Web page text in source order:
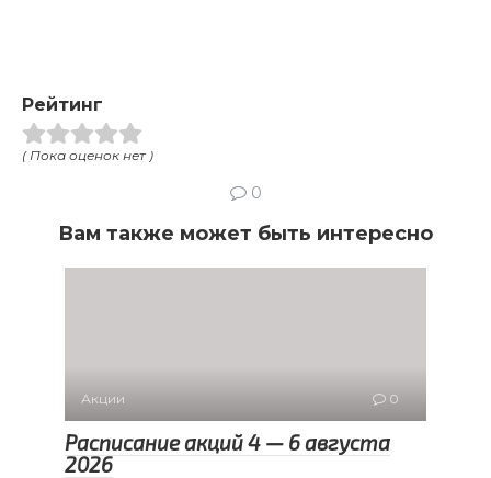
Рейтинг
( Пока оценок нет )
0
Вам также может быть интересно
Акции 0
Расписание акций 4 — 6 августа
2026